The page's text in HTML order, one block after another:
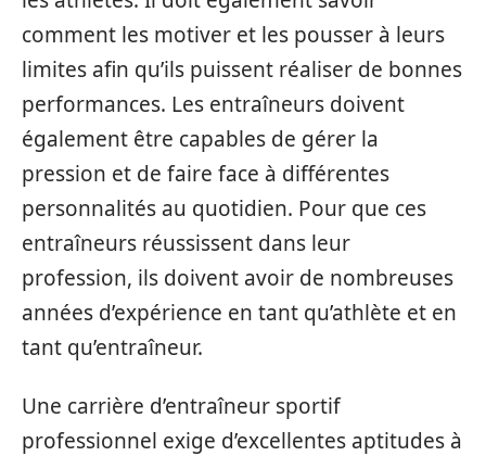
comment les motiver et les pousser à leurs
limites afin qu’ils puissent réaliser de bonnes
performances. Les entraîneurs doivent
également être capables de gérer la
pression et de faire face à différentes
personnalités au quotidien. Pour que ces
entraîneurs réussissent dans leur
profession, ils doivent avoir de nombreuses
années d’expérience en tant qu’athlète et en
tant qu’entraîneur.
Une carrière d’entraîneur sportif
professionnel exige d’excellentes aptitudes à